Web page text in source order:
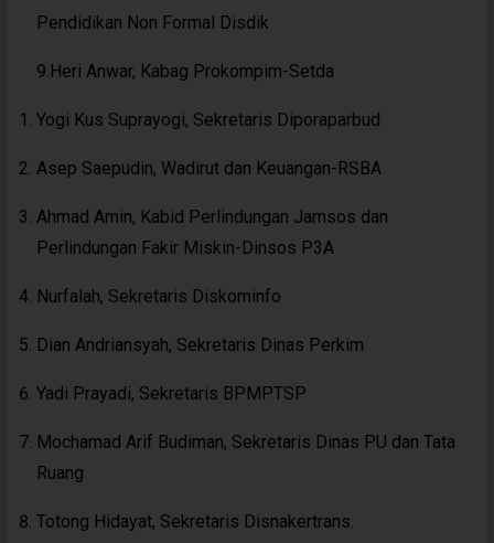
Pendidikan Non Formal Disdik
9.Heri Anwar, Kabag Prokompim-Setda
Yogi Kus Suprayogi, Sekretaris Diporaparbud
Asep Saepudin, Wadirut dan Keuangan-RSBA
Ahmad Amin, Kabid Perlindungan Jamsos dan
Perlindungan Fakir Miskin-Dinsos P3A
Nurfalah, Sekretaris Diskominfo
Dian Andriansyah, Sekretaris Dinas Perkim
Yadi Prayadi, Sekretaris BPMPTSP
Mochamad Arif Budiman, Sekretaris Dinas PU dan Tata
Ruang
Totong Hidayat, Sekretaris Disnakertrans.